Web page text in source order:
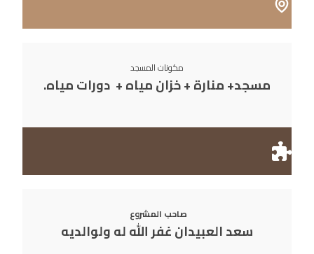
مكونات المسجد
مسجد+ منارة + خزان مياه + دورات مياه.
صاحب المشروع
سعد العبيدان غفر الله له ولوالديه